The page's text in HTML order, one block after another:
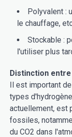
Polyvalent :
le chauffage,
Stockable :
l'utiliser plus
Distinction
Il est important
types
actuellement, est
fossiles,
du CO2 dans